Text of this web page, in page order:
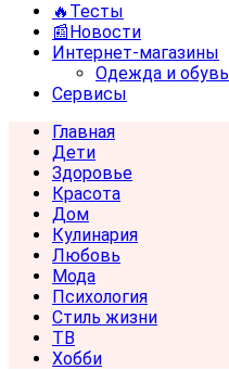
🔥Тесты
📰Новости
Интернет-магазины
Одежда и обувь
Сервисы
Главная
Дети
Здоровье
Красота
Дом
Кулинария
Любовь
Мода
Психология
Стиль жизни
ТВ
Хобби